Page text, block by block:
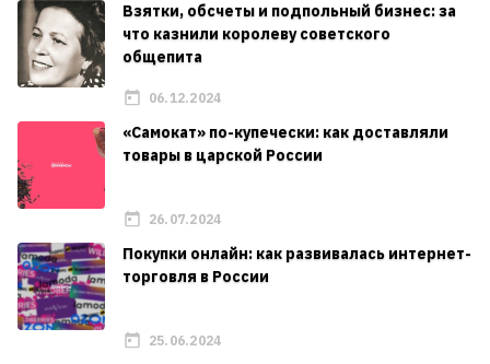
Взятки, обсчеты и подпольный бизнес: за
что казнили королеву советского
общепита
06.12.2024
«Самокат» по-купечески: как доставляли
товары в царской России
26.07.2024
Покупки онлайн: как развивалась интернет-
торговля в России
25.06.2024